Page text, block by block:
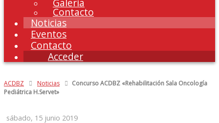
Galeria
Contacto
Noticias
Eventos
Contacto
Acceder
ACDBZ Noticias
Concurso ACDBZ «Rehabilitación Sala Oncología
Pediátrica H.Servet»
sábado, 15 junio 2019